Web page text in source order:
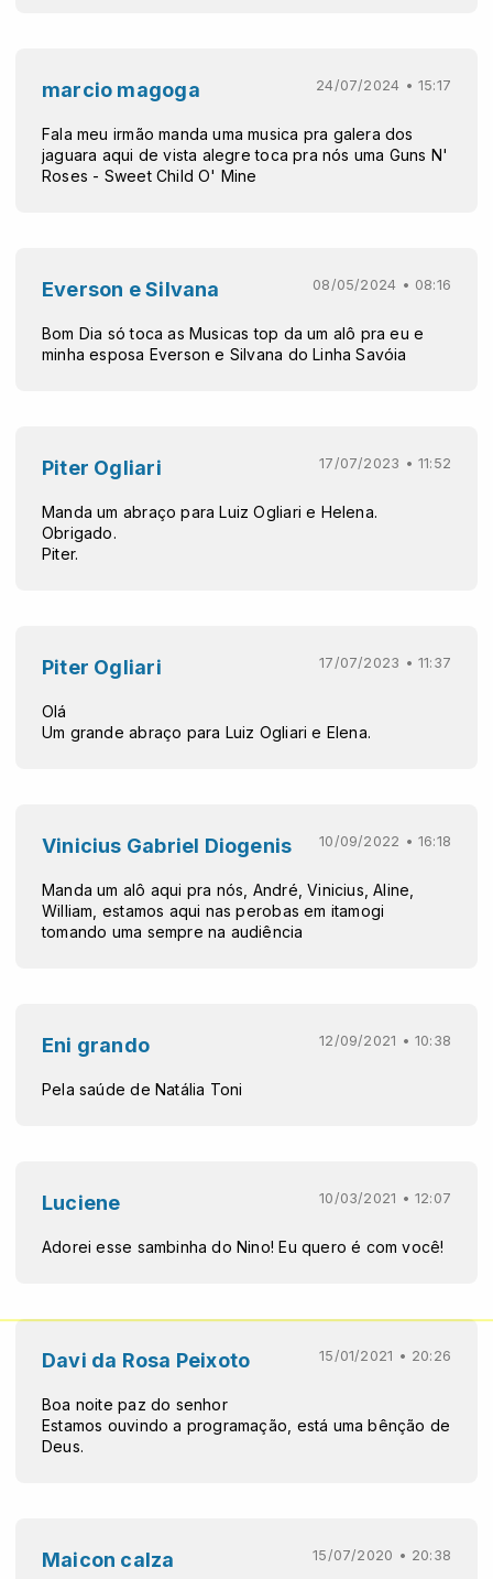
marcio magoga 24/07/2024 • 15:17
Fala meu irmão manda uma musica pra galera dos
jaguara aqui de vista alegre toca pra nós uma Guns N'
Roses - Sweet Child O' Mine
Everson e Silvana 08/05/2024 • 08:16
Bom Dia só toca as Musicas top da um alô pra eu e
minha esposa Everson e Silvana do Linha Savóia
Piter Ogliari 17/07/2023 • 11:52
Manda um abraço para Luiz Ogliari e Helena.
Obrigado.
Piter.
Piter Ogliari 17/07/2023 • 11:37
Olá
Um grande abraço para Luiz Ogliari e Elena.
Vinicius Gabriel Diogenis 10/09/2022 • 16:18
Manda um alô aqui pra nós, André, Vinicius, Aline,
William, estamos aqui nas perobas em itamogi
tomando uma sempre na audiência
Eni grando 12/09/2021 • 10:38
Pela saúde de Natália Toni
Luciene 10/03/2021 • 12:07
Adorei esse sambinha do Nino! Eu quero é com você!
Davi da Rosa Peixoto 15/01/2021 • 20:26
Boa noite paz do senhor
Estamos ouvindo a programação, está uma bênção de
Deus.
Maicon calza 15/07/2020 • 20:38